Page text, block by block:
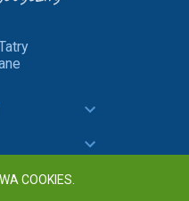
COOKIES.